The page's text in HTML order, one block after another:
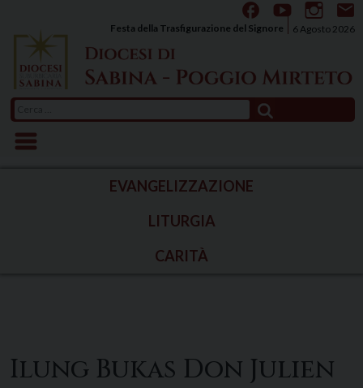
content
6 Agosto 2026
Festa della Trasfigurazione del Signore
per:
EVANGELIZZAZIONE
LITURGIA
CARITÀ
Ilung Bukas Don Julien